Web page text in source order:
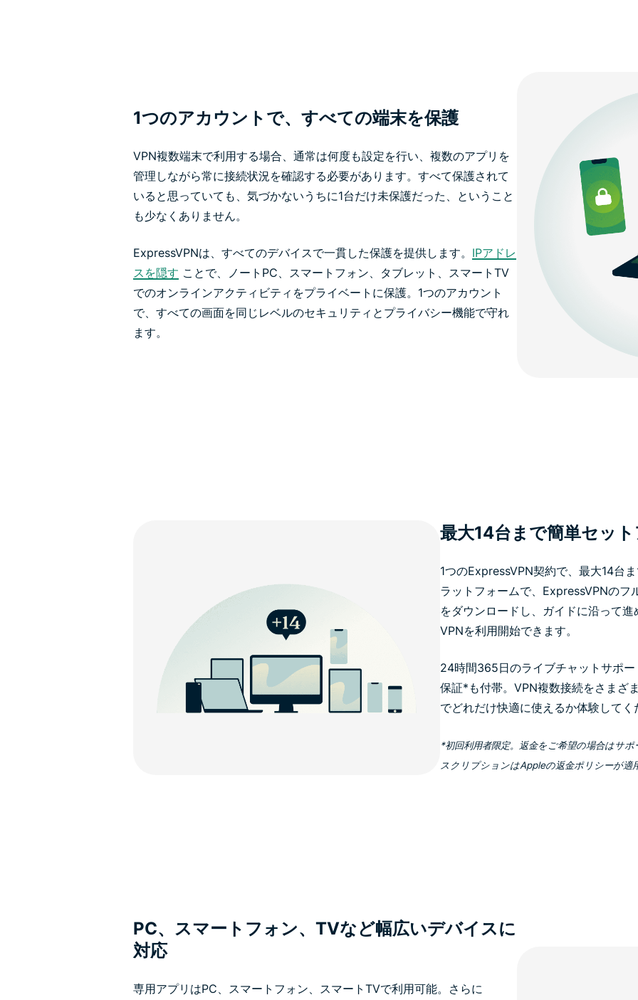
1つのアカウントで、すべての端末を保護
VPN複数端末で利用する場合、通常は何度も設定を行い、複数のアプリを
管理しながら常に接続状況を確認する必要があります。すべて保護されて
いると思っていても、気づかないうちに1台だけ未保護だった、ということ
も少なくありません。
ExpressVPNは、すべてのデバイスで一貫した保護を提供します。 IPアドレ
スを隠す ことで、ノートPC、スマートフォン、タブレット、スマートTV
でのオンラインアクティビティをプライベートに保護。1つのアカウント
で、すべての画面を同じレベルのセキュリティとプライバシー機能で守れ
ます。
最大14台まで簡単セッ
1つのExpressVPN契約で、最大14台
ラットフォームで、ExpressVPNのフ
をダウンロードし、ガイドに沿って
VPNを利用開始できます。
24時間365日のライブチャットサポ
保証*も付帯。VPN複数接続をさまざ
でどれだけ快適に使えるか体験してく
*初回利用者限定。返金をご希望の場合はサ
スクリプションはAppleの返金ポリシーが適
PC、スマートフォン、TVなど幅広いデバイスに
対応
専用アプリはPC、スマートフォン、スマートTVで利用可能。さらに